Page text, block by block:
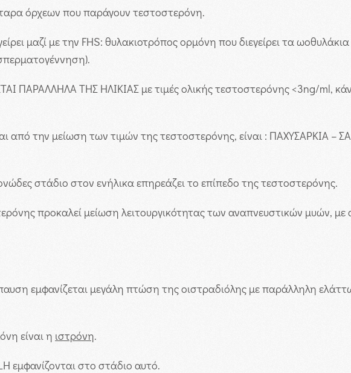
όρχεων που παράγουν τεστοστερόνη.
μαζί με την FHS: θυλακιοτρόπος ορμόνη που διεγείρει τα
ΠΑΡΑΛΛΗΛΑ ΤΗΣ ΗΛΙΚΙΑΣ με τιμές ολικής τεστοστερόνης <3ng/ml,
από την μείωση των τιμών της τεστοστερόνης, είναι :
στάδιο στον ενήλικα επηρεάζει το επίπεδο της τεστοστερόνης.
προκαλεί μείωση λειτουργικότητας των αναπνευστικών μυών,
εμφανίζεται μεγάλη πτώση της οιστραδιόλης με παράλληλη
είναι η ιστρόνη.
εμφανίζονται στο στάδιο αυτό.